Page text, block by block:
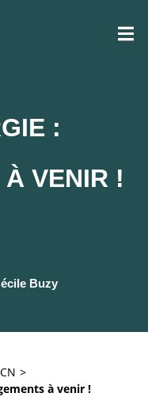
:
VENIR !
Buzy
à venir !